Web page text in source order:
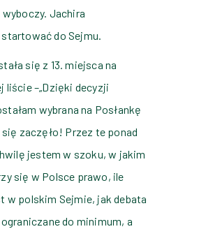
Jachira
do Sejmu.
się z 13. miejsca na
liście –„Dzięki decyzji
wybrana na Posłankę
się zaczęło! Przez te ponad
jestem w szoku, w jakim
się w Polsce prawo, ile
w polskim Sejmie, jak debata
do minimum, a